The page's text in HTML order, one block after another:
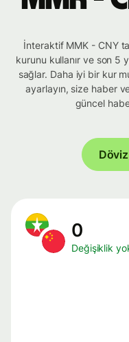
İnteraktif MMK - CNY
kurunu kullanır ve son 5
sağlar. Daha iyi bir kur
ayarlayın, size haber
güncel
0
Değişiklik